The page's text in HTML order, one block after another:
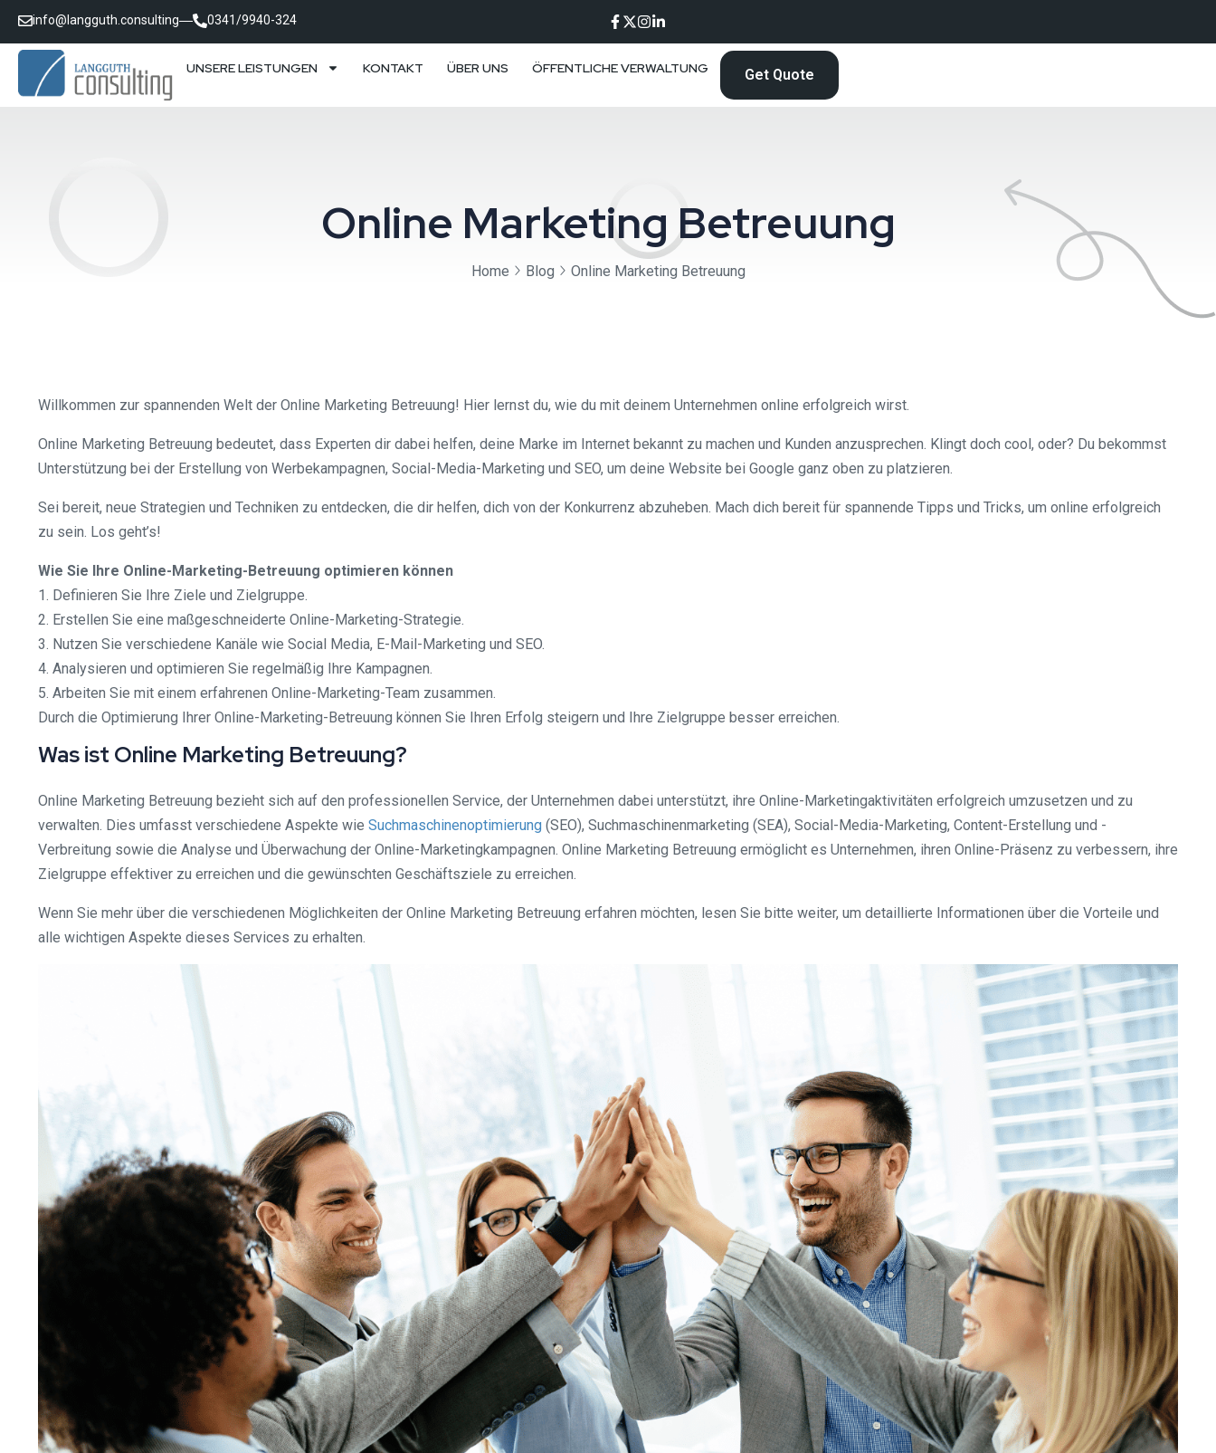
info@langguth.consulting 0341/9940-324
UNSERE LEISTUNGEN KONTAKT ÜBER UNS ÖFFENTLICHE VERWALTUNG Get Quote
Online Marketing Betreuung
Home Blog Online Marketing Betreuung
Willkommen zur spannenden Welt der Online Marketing Betreuung! Hier lernst du, wie du mit deinem Unternehmen online erfolgreich wirst.
Online Marketing Betreuung bedeutet, dass Experten dir dabei helfen, deine Marke im Internet bekannt zu machen und Kunden anzusprechen. Klingt doch cool, oder? Du bekommst
Unterstützung bei der Erstellung von Werbekampagnen, Social-Media-Marketing und SEO, um deine Website bei Google ganz oben zu platzieren.
Sei bereit, neue Strategien und Techniken zu entdecken, die dir helfen, dich von der Konkurrenz abzuheben. Mach dich bereit für spannende Tipps und Tricks, um online erfolgreich
zu sein. Los geht’s!
Wie Sie Ihre Online-Marketing-Betreuung optimieren können
1. Definieren Sie Ihre Ziele und Zielgruppe.
2. Erstellen Sie eine maßgeschneiderte Online-Marketing-Strategie.
3. Nutzen Sie verschiedene Kanäle wie Social Media, E-Mail-Marketing und SEO.
4. Analysieren und optimieren Sie regelmäßig Ihre Kampagnen.
5. Arbeiten Sie mit einem erfahrenen Online-Marketing-Team zusammen.
Durch die Optimierung Ihrer Online-Marketing-Betreuung können Sie Ihren Erfolg steigern und Ihre Zielgruppe besser erreichen.
Was ist Online Marketing Betreuung?
Online Marketing Betreuung bezieht sich auf den professionellen Service, der Unternehmen dabei unterstützt, ihre Online-Marketingaktivitäten erfolgreich umzusetzen und zu
verwalten. Dies umfasst verschiedene Aspekte wie Suchmaschinenoptimierung (SEO), Suchmaschinenmarketing (SEA), Social-Media-Marketing, Content-Erstellung und -
Verbreitung sowie die Analyse und Überwachung der Online-Marketingkampagnen. Online Marketing Betreuung ermöglicht es Unternehmen, ihren Online-Präsenz zu verbessern, ihre
Zielgruppe effektiver zu erreichen und die gewünschten Geschäftsziele zu erreichen.
Wenn Sie mehr über die verschiedenen Möglichkeiten der Online Marketing Betreuung erfahren möchten, lesen Sie bitte weiter, um detaillierte Informationen über die Vorteile und
alle wichtigen Aspekte dieses Services zu erhalten.